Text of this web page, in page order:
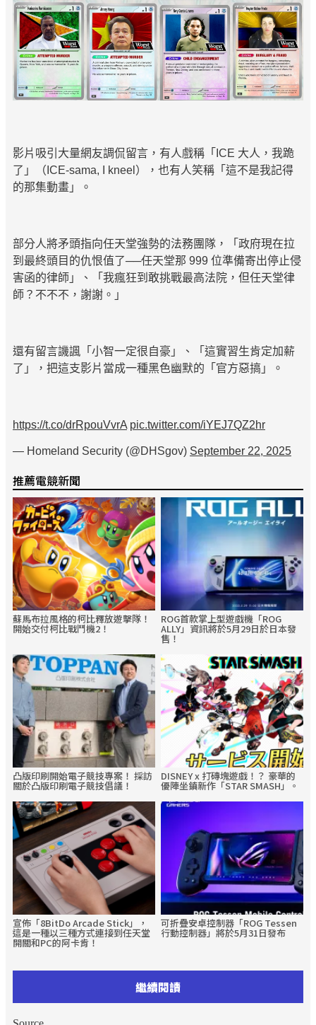
影片吸引大量網友調侃留言，有人戲稱「ICE 大人，我跪
了」（ICE-sama, I kneel），也有人笑稱「這不是我記得
的那集動畫」。
部分人將矛頭指向任天堂強勢的法務團隊，「政府現在拉
到最終頭目的仇恨值了──任天堂那 999 位準備寄出停止侵
害函的律師」、「我瘋狂到敢挑戰最高法院，但任天堂律
師？不不不，謝謝。」
還有留言譏諷「小智一定很自豪」、「這實習生肯定加薪
了」，把這支影片當成一種黑色幽默的「官方惡搞」。
https://t.co/drRpouVvrA pic.twitter.com/iYEJ7QZ2hr
— Homeland Security (@DHSgov) September 22, 2025
推薦電競新聞
蘇馬布拉風格的柯比釋放遊擊隊！
開始交付柯比戰鬥機2！
ROG首款掌上型遊戲機「ROG
ALLY」資訊將於5月29日於日本發
售！
凸版印刷開始電子競技專案！ 採訪
關於凸版印刷電子競技倡議！
DISNEY x 打磚塊遊戲！？ 豪華的
優陣坐鎮新作「STAR SMASH」。
宣佈「8BitDo Arcade Stick」，
這是一種以三種方式連接到任天堂
開關和PC的阿卡肯！
可折疊安卓控制器「ROG Tessen
行動控制器」將於5月31日發布
繼續閱讀